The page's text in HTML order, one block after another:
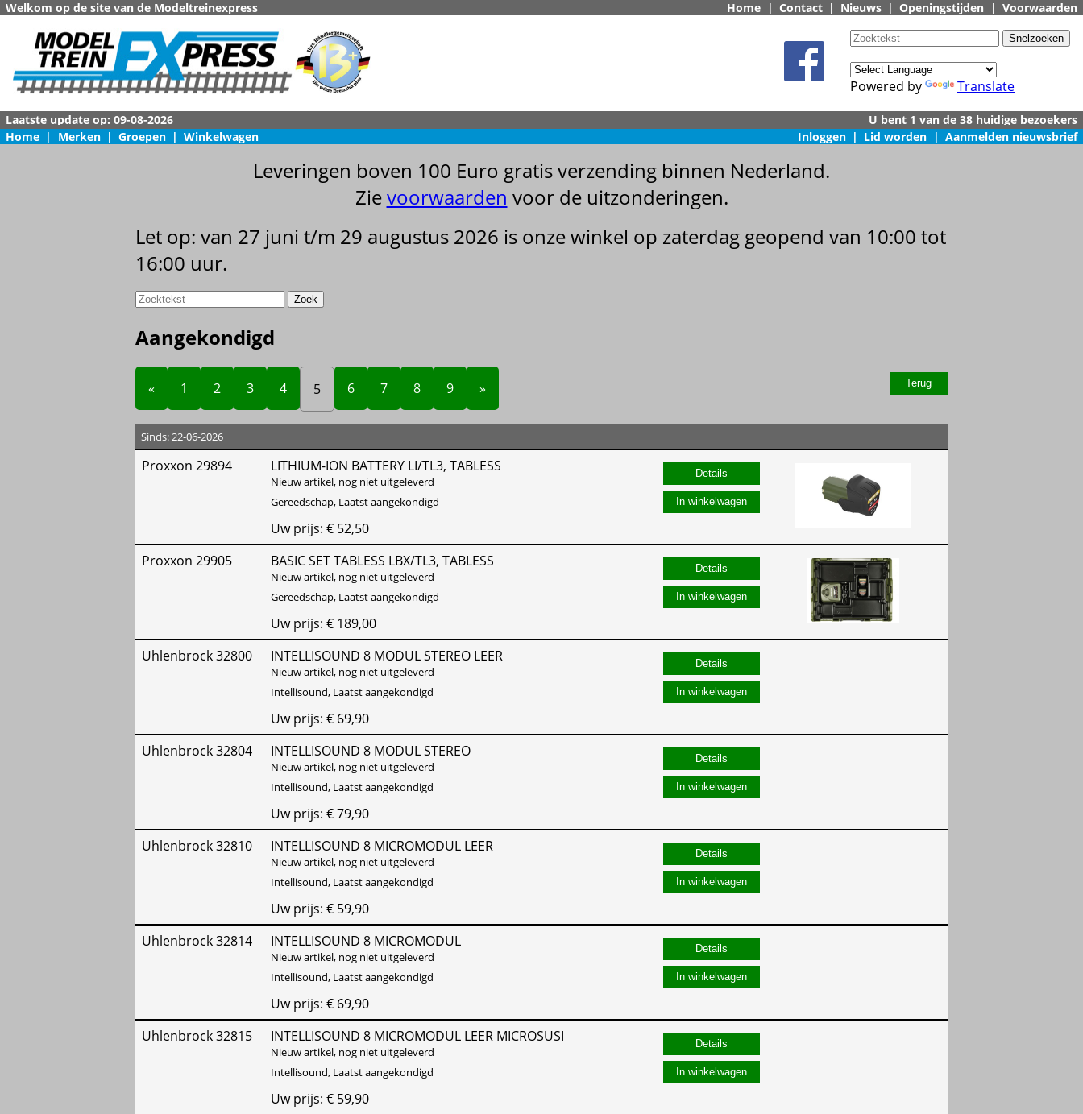
Welkom op de site van de Modeltreinexpress Home | Contact | Nieuws | Openingstijden | Voorwaarden
Powered by Translate
Home | Merken | Groepen | Winkelwagen Inloggen | Lid worden | Aanmelden nieuwsbrief
Leveringen boven 100 Euro gratis verzending binnen Nederland.
Zievoorwaarden voor de uitzonderingen.
Let op: van 27 juni t/m 29 augustus 2026 is onze winkel op zaterdag geopend van 10:00 tot
16:00 uur.
Aangekondigd
« 1 2 3 4 5 6 7 8 9 »
Sinds: 22-06-2026
Proxxon 29894 LITHIUM-ION BATTERY LI/TL3, TABLESS
Nieuw artikel, nog niet uitgeleverd
Gereedschap, Laatst aangekondigd
Uw prijs: € 52,50
In winkelwagen
Proxxon 29905 BASIC SET TABLESS LBX/TL3, TABLESS
Nieuw artikel, nog niet uitgeleverd
Gereedschap, Laatst aangekondigd
Uw prijs: € 189,00
In winkelwagen
Uhlenbrock 32800 INTELLISOUND 8 MODUL STEREO LEER
Nieuw artikel, nog niet uitgeleverd
Intellisound, Laatst aangekondigd
Uw prijs: € 69,90
In winkelwagen
Uhlenbrock 32804 INTELLISOUND 8 MODUL STEREO
Nieuw artikel, nog niet uitgeleverd
Intellisound, Laatst aangekondigd
Uw prijs: € 79,90
In winkelwagen
Uhlenbrock 32810 INTELLISOUND 8 MICROMODUL LEER
Nieuw artikel, nog niet uitgeleverd
Intellisound, Laatst aangekondigd
Uw prijs: € 59,90
In winkelwagen
Uhlenbrock 32814 INTELLISOUND 8 MICROMODUL
Nieuw artikel, nog niet uitgeleverd
Intellisound, Laatst aangekondigd
Uw prijs: € 69,90
In winkelwagen
Uhlenbrock 32815 INTELLISOUND 8 MICROMODUL LEER MICROSUSI
Nieuw artikel, nog niet uitgeleverd
Intellisound, Laatst aangekondigd
Uw prijs: € 59,90
In winkelwagen